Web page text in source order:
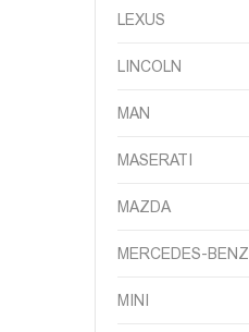
LEXUS
LINCOLN
MAN
MASERATI
MAZDA
MERCEDES-BENZ
MINI